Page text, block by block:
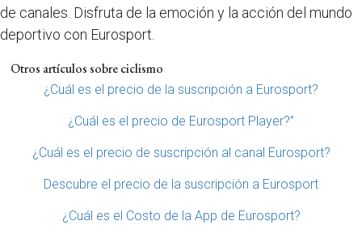
de canales. Disfruta de la emoción y la acción del mundo
deportivo con Eurosport.
Otros artículos sobre ciclismo
¿Cuál es el precio de la suscripción a Eurosport?
¿Cuál es el precio de Eurosport Player?”
¿Cuál es el precio de suscripción al canal Eurosport?
Descubre el precio de la suscripción a Eurosport
¿Cuál es el Costo de la App de Eurosport?